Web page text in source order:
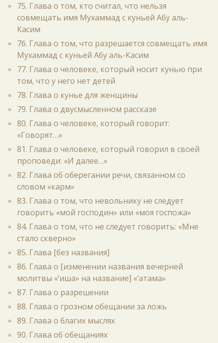
75. Глава о том, кто считал, что нельзя
совмещать имя Мухаммад с куньей Абу аль-
Касим
76. Глава о том, что разрешается совмещать имя
Мухаммад с куньей Абу аль-Касим
77. Глава о человеке, который носит кунью при
том, что у него нет детей
78. Глава о кунье для женщины
79. Глава о двусмысленном рассказе
80. Глава о человеке, который говорит:
«Говорят…»
81. Глава о человеке, который говорил в своей
проповеди: «И далее…»
82. Глава об оберегании речи, связанном со
словом «карм»
83. Глава о том, что невольнику не следует
говорить «мой господин» или «моя госпожа»
84. Глава о том, что не следует говорить: «Мне
стало скверно»
85. Глава [без названия]
86. Глава о [изменении названия вечерней
молитвы «‘иша» на название] «‘атама»
87. Глава о разрешении
88. Глава о грозном обещании за ложь
89. Глава о благих мыслях
90. Глава об обещаниях